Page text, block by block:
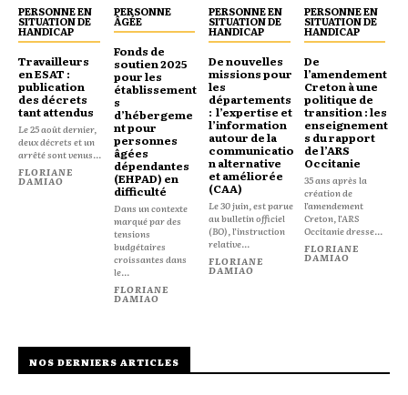
PERSONNE EN
SITUATION DE
HANDICAP
Travailleurs
en ESAT :
publication
des décrets
tant attendus
Le 25 août dernier,
deux décrets et un
arrêté sont venus...
FLORIANE
DAMIAO
PERSONNE
ÂGÉE
Fonds de
soutien 2025
pour les
établissement
s
d’hébergeme
nt pour
personnes
âgées
dépendantes
(EHPAD) en
difficulté
Dans un contexte
marqué par des
tensions
budgétaires
croissantes dans
le...
FLORIANE
DAMIAO
PERSONNE EN
SITUATION DE
HANDICAP
De nouvelles
missions pour
les
départements
: l’expertise et
l’information
autour de la
communicatio
n alternative
et améliorée
(CAA)
Le 30 juin, est parue
au bulletin officiel
(BO), l’instruction
relative...
FLORIANE
DAMIAO
PERSONNE EN
SITUATION DE
HANDICAP
De
l’amendement
Creton à une
politique de
transition : les
enseignement
s du rapport
de l’ARS
Occitanie
35 ans après la
création de
l’amendement
Creton, l’ARS
Occitanie dresse...
FLORIANE
DAMIAO
NOS DERNIERS ARTICLES